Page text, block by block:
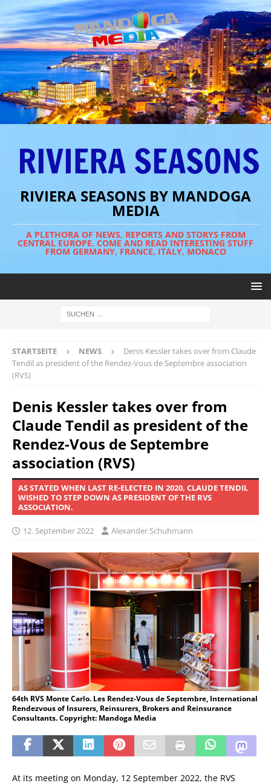
RIVIERA SEASONS BY MANDOGA
MEDIA
A PLETHORA OF NEWS, REPORTS AND STORYS FROM
CENTRAL EUROPE. COME AND READ INTERESTING STUFF
FROM GERMANY, FRANCE, ITALY, MONACO
STARTSEITE NEWS
Denis Kessler takes over from Claude
Tendil as president of the Rendez-Vous de Septembre association
(RVS)
Denis Kessler takes over from
Claude Tendil as president of the
Rendez-Vous de Septembre
association (RVS)
AS STATED WHEN LAST RE-ELECTED IN 2020, CLAUDE TENDIL
WISHED TO STEP DOWN AS PRESIDENT OF THE RVS
ASSOCIATION.
12. September 2022 Alexander Schuhmann
64th RVS Monte Carlo. Les Rendez-Vous de Septembre, International
Rendezvous of Insurers, Reinsurers, Brokers and Reinsurance
Consultants. Copyright: Mandoga Media
At its meeting on Monday, 12 September 2022, the RVS